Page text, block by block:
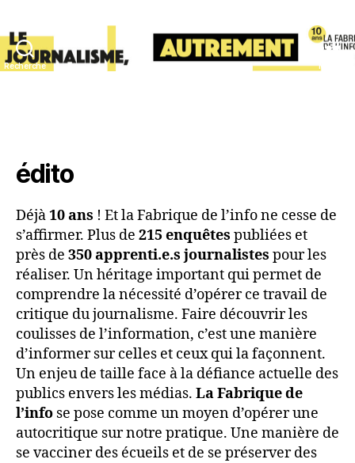
Recherche Menu
édito
Déjà10 ans ! Et la Fabrique de l’info ne cesse de
s’affirmer. Plus de 215 enquêtes publiées et
près de 350 apprenti.e.s journalistes pour les
réaliser. Un héritage important qui permet de
comprendre la nécessité d’opérer ce travail de
critique du journalisme. Faire découvrir les
coulisses de l’information, c’est une manière
d’informer sur celles et ceux qui la façonnent.
Un enjeu de taille face à la défiance actuelle des
publics envers les médias. La Fabrique de
l’info se pose comme un moyen d’opérer une
autocritique sur notre pratique. Une manière de
se vacciner des écueils et de se préserver des